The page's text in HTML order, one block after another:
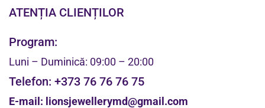
ATENȚIA CLIENȚILOR
Program:
Luni – Duminică: 09:00 – 20:00
Telefon: +373 76 76 76 75
E-mail: lionsjewellerymd@gmail.com